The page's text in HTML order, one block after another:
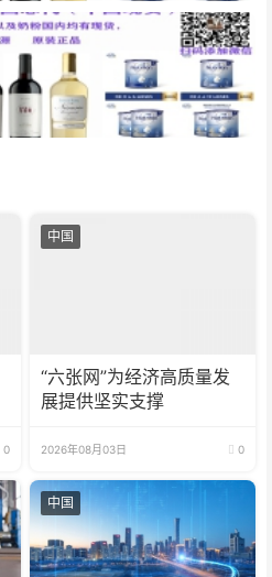
0
中国
“六张网”为经济高质量发
展提供坚实支撑
2026年08月03日 0
中国